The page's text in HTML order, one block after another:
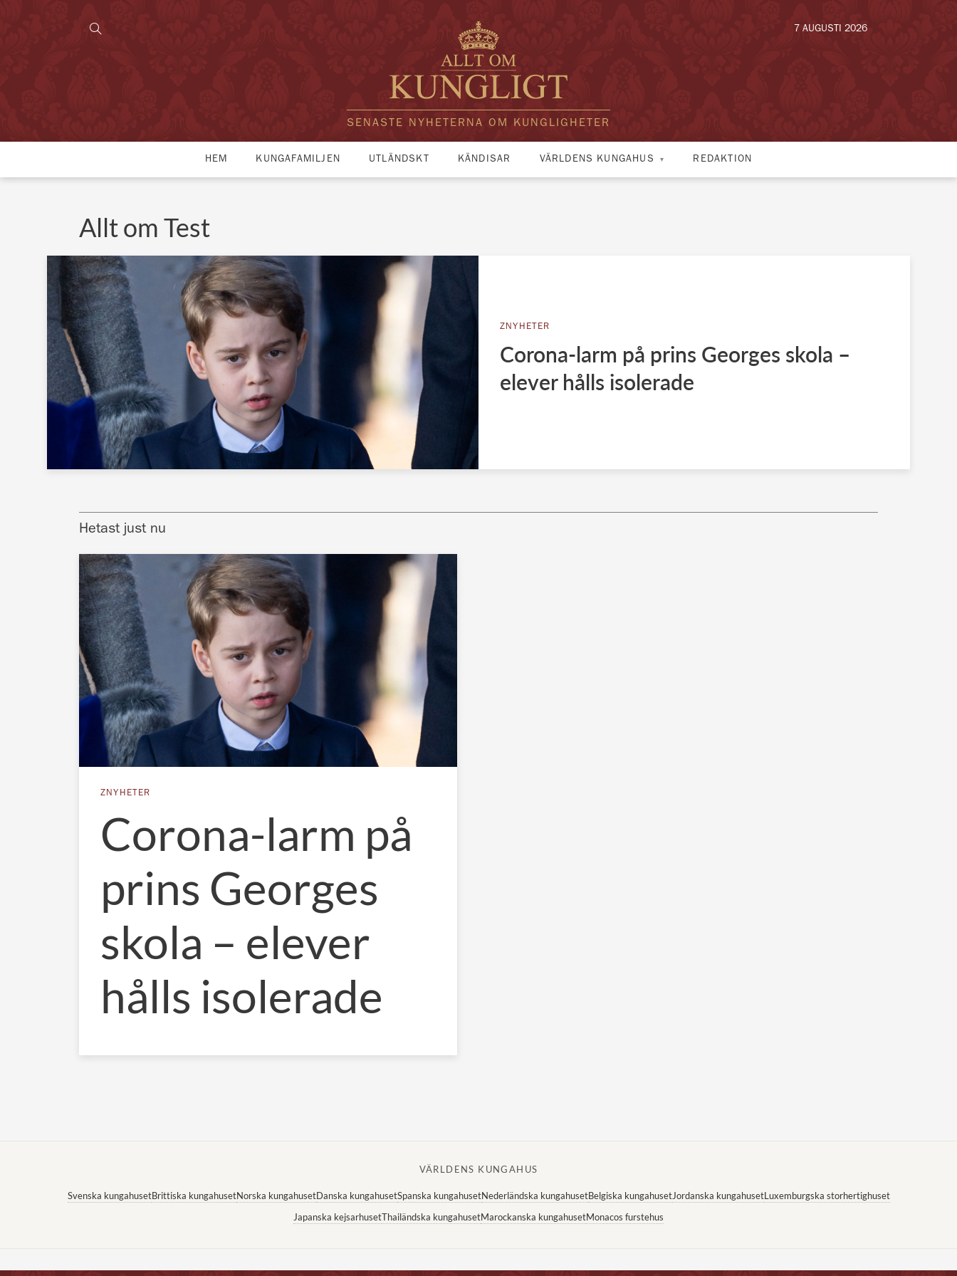
SENASTE NYHETERNA OM KUNGLIGHETER
7 AUGUSTI 2026
HEM KUNGAFAMILJEN UTLÄNDSKT KÄNDISAR VÄRLDENS KUNGAHUS REDAKTION
Allt om Test
ZNYHETER
Corona-larm på prins Georges skola –
elever hålls isolerade
Hetast just nu
ZNYHETER
Corona-larm på
prins Georges
skola – elever
hålls isolerade
VÄRLDENS KUNGAHUS
Svenska kungahusetBrittiska kungahusetNorska kungahusetDanska kungahusetSpanska kungahusetNederländska kungahusetBelgiska kungahusetJordanska kungahusetLuxemburgska storhertighuset
Japanska kejsarhusetThailändska kungahusetMarockanska kungahusetMonacos furstehus